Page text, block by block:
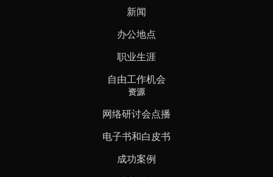
新闻
办公地点
职业生涯
自由工作机会
资源
网络研讨会点播
电子书和白皮书
成功案例